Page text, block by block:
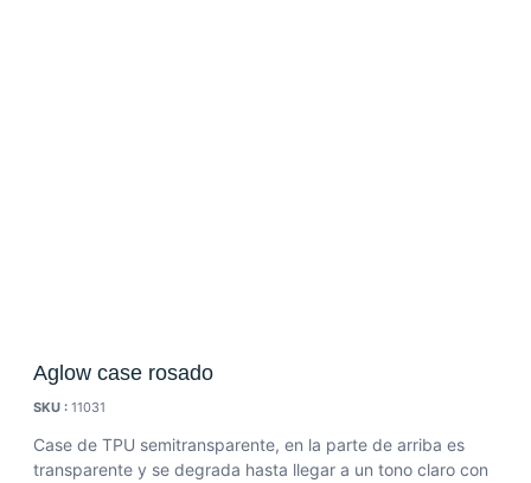
Aglow case rosado
SKU : 11031
Case de TPU semitransparente, en la parte de arriba es
transparente y se degrada hasta llegar a un tono claro con